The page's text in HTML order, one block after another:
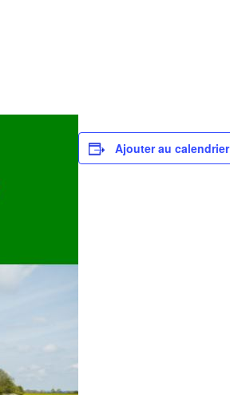
Ajouter au calendrier